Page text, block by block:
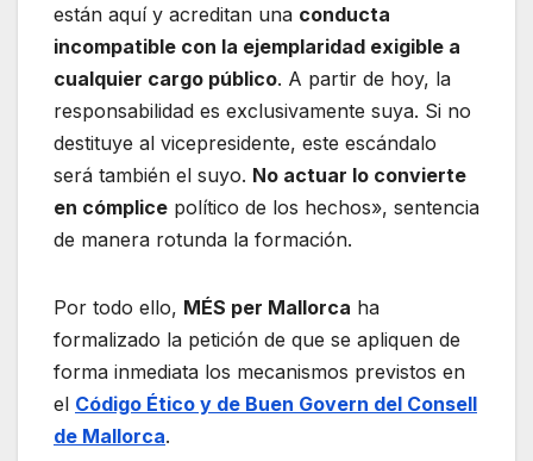
están aquí y acreditan una conducta
incompatible con la ejemplaridad exigible a
cualquier cargo público. A partir de hoy, la
responsabilidad es exclusivamente suya. Si no
destituye al vicepresidente, este escándalo
será también el suyo. No actuar lo convierte
en cómplice político de los hechos», sentencia
de manera rotunda la formación.
Por todo ello, MÉS per Mallorca ha
formalizado la petición de que se apliquen de
forma inmediata los mecanismos previstos en
el Código Ético y de Buen Govern del Consell
de Mallorca.